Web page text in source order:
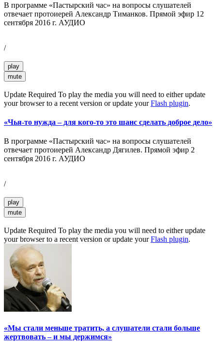
В программе «Пастырский час» на вопросы слушателей
отвечает протоиерей Александр Тиманков. Прямой эфир 12
сентября 2016 г. АУДИО
/
play
mute
Update Required To play the media you will need to either update
your browser to a recent version or update yourFlash plugin.
«Чья-то нужда – для кого-то это шанс сделать доброе дело»
В программе «Пастырский час» на вопросы слушателей
отвечает протоиерей Александр Дягилев. Прямой эфир 2
сентября 2016 г. АУДИО
/
play
mute
Update Required To play the media you will need to either update
your browser to a recent version or update yourFlash plugin.
«Мы стали меньше тратить, а слушатели стали больше
жертвовать – и мы держимся»